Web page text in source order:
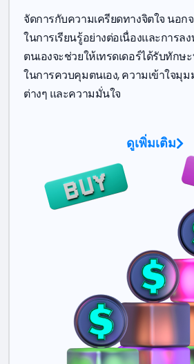
จัดการกับความเครียดทางจิตใจ นอ
ในการเรียนรู้อย่างต่อเนื่องและการ
ตนเองจะช่วยให้เทรดเดอร์ได้รับทัก
ในการควบคุมตนเอง, ความเข้าใจมุ
ต่างๆ และความมั่นใจ
ดูเพิ่มเติม